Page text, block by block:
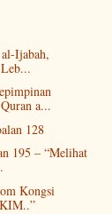
Ijabah,
a...
128
195 – “Melihat
Kongsi